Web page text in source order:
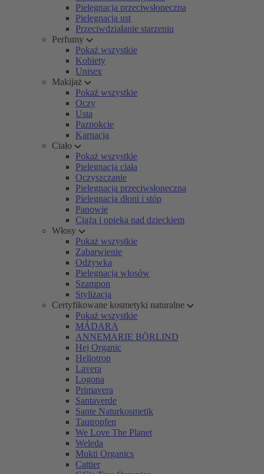
Pielęgnacja przeciwsłoneczna
Pielęgnacja ust
Przeciwdziałanie starzeniu
Perfumy
Pokaż wszystkie
Kobiety
Unisex
Makijaż
Pokaż wszystkie
Oczy
Usta
Paznokcie
Karnacja
Ciało
Pokaż wszystkie
Pielęgnacja ciała
Oczyszczanie
Pielęgnacja przeciwsłoneczna
Pielęgnacja dłoni i stóp
Panowie
Ciąża i opieka nad dzieckiem
Włosy
Pokaż wszystkie
Zabarwienie
Odżywka
Pielęgnacja włosów
Szampon
Stylizacja
Certyfikowane kosmetyki naturalne
Pokaż wszystkie
MÁDARA
ANNEMARIE BÖRLIND
Hej Organic
Heliotrop
Lavera
Logona
Primavera
Santaverde
Sante Naturkosmetik
Tautropfen
We Love The Planet
Weleda
Mukti Organics
Cattier